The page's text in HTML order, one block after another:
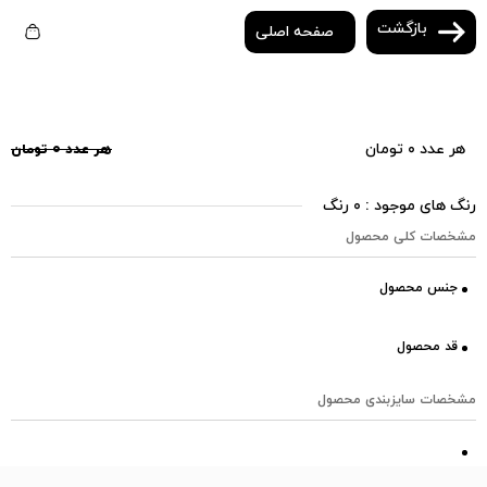
بازگشت صفحه اصلی
هر عدد ۰ تومان هر عدد ۰ تومان
رنگ های موجود : ۰ رنگ
مشخصات کلی محصول
جنس محصول
قد محصول
مشخصات سایزبندی محصول